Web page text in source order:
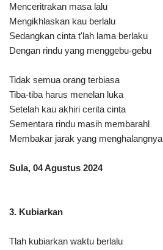
Menceritrakan masa lalu
Mengikhlaskan kau berlalu
Sedangkan cinta t'lah lama berlaku
Dengan rindu yang menggebu-gebu
Tidak semua orang terbiasa
Tiba-tiba harus menelan luka
Setelah kau akhiri cerita cinta
Sementara rindu masih membarahl
Membakar jarak yang menghalangnya
Sula, 04 Agustus 2024
3. Kubiarkan
Tlah kubiarkan waktu berlalu